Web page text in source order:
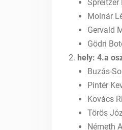
Spreitzer
Molnár
Gervald
Gödri
hely: 4.a
Buzás-
Pintér
Kovács
Törös
Németh